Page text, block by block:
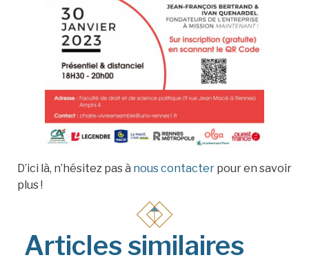
D’ici là, n’hésitez pas à nous contacter pour en savoir
plus !
Articles similaires